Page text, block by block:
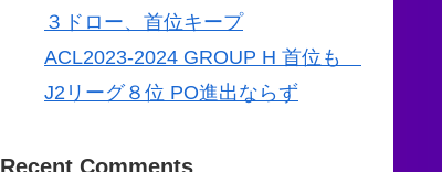
３ドロー、首位キープ
ACL2023-2024 GROUP H 首位も
J2リーグ８位 PO進出ならず
Recent Comments